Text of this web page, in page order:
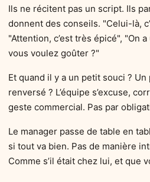
Ils ne récitent pas un script. Ils
donnent des conseils. "Celui-là,
"Attention, c’est très épicé", "On
vous voulez goûter ?"
Et quand il y a un petit souci ?
renversé ? L’équipe s’excuse,
geste commercial. Pas par
Le manager passe de table en
si tout va bien. Pas de manière
Comme s’il était chez lui, et que